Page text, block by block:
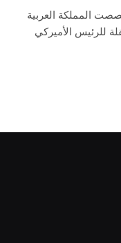
المملكة العربية
للرئيس الأميركي